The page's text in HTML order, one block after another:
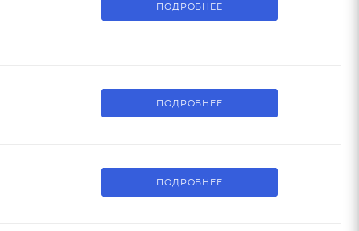
ПОДРОБНЕЕ
ПОДРОБНЕЕ
ПОДРОБНЕЕ